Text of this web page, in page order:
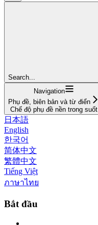
Search...
Navigation
Phụ đề, biên bản và từ điển
Chế độ phụ đề nền trong suốt
日本語
English
한국어
简体中文
繁體中文
Tiếng Việt
ภาษาไทย
Bắt đầu